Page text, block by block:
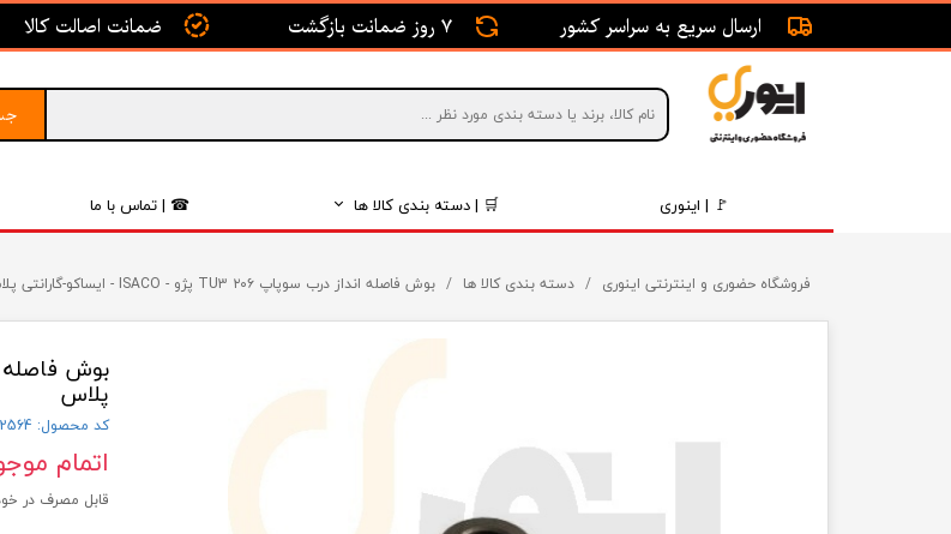
🚩 | اینوری 🛒 | دسته بندی کالا ها
موتور و اگزوز
قطعات داخلی
☎ | تماس با ما
ارسال سریع به سراسر کشور 7 روز ضمانت بازگشت ضمانت اصالت کالا
فروشگاه حضوری و اینترنتی اینوری دسته بندی کالا ها بوش فاصله انداز درب سوپاپ ۲۰۶ TU3 پژو - ISACO - ایساکو-گارانتی پلاس
پلاس
کد محصول: 002564
اتمام
قابل مصرف در